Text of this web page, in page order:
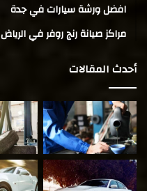
افضل ورشة سيارات في جدة
مراكز صيانة رنج روفر في الرياض
أحدث المقالات